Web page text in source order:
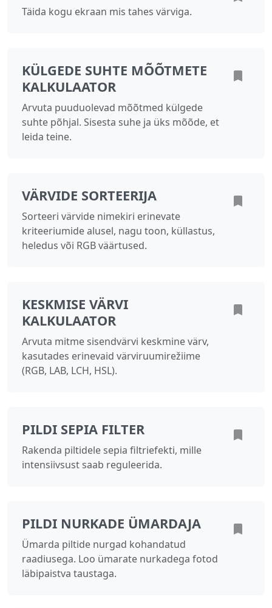
Täida kogu ekraan mis tahes värviga.
KÜLGEDE SUHTE MÕÕTMETE
KALKULAATOR
Arvuta puuduolevad mõõtmed külgede
suhte põhjal. Sisesta suhe ja üks mõõde, et
leida teine.
VÄRVIDE SORTEERIJA
Sorteeri värvide nimekiri erinevate
kriteeriumide alusel, nagu toon, küllastus,
heledus või RGB väärtused.
KESKMISE VÄRVI
KALKULAATOR
Arvuta mitme sisendvärvi keskmine värv,
kasutades erinevaid värviruumirežiime
(RGB, LAB, LCH, HSL).
PILDI SEPIA FILTER
Rakenda piltidele sepia filtriefekti, mille
intensiivsust saab reguleerida.
PILDI NURKADE ÜMARDAJA
Ümarda piltide nurgad kohandatud
raadiusega. Loo ümarate nurkadega fotod
läbipaistva taustaga.